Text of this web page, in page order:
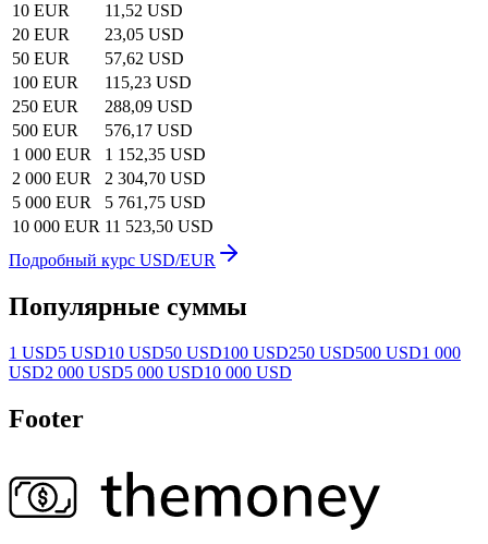
10 EUR
11,52 USD
20 EUR
23,05 USD
50 EUR
57,62 USD
100 EUR
115,23 USD
250 EUR
288,09 USD
500 EUR
576,17 USD
1 000 EUR
1 152,35 USD
2 000 EUR
2 304,70 USD
5 000 EUR
5 761,75 USD
10 000 EUR 11 523,50 USD
Подробный курс USD/EUR
Популярные суммы
1 USD5 USD10 USD50 USD100 USD250 USD500 USD1 000
USD2 000 USD5 000 USD10 000 USD
Footer